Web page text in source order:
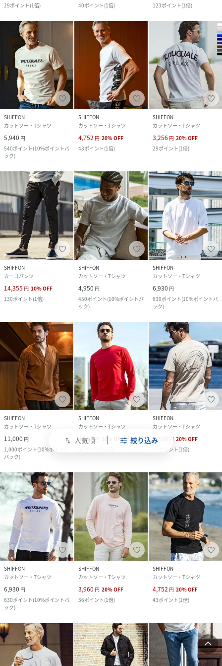
swap_vert 人気順 絞り込み
29ポイント(1倍)
40ポイント(1倍)
123ポイント(1倍)
SHIFFON
カットソー・Tシャツ
5,940 円
540ポイント(10%ポイントバ
ック)
SHIFFON
カットソー・Tシャツ
4,752 円 20%OFF
43ポイント(1倍)
SHIFFON
カットソー・Tシャツ
3,256 円 20%OFF
29ポイント(1倍)
SHIFFON
カーゴパンツ
14,355 円 10%OFF
130ポイント(1倍)
SHIFFON
カットソー・Tシャツ
4,950 円
450ポイント(10%ポイントバ
ック)
SHIFFON
カットソー・Tシャツ
6,930 円
630ポイント(10%ポイントバ
ック)
SHIFFON
カットソー・Tシャツ
11,000 円
1,000ポイント(10%ポイント
バック)
SHIFFON
カットソー・Tシャツ
4,158円 30 % OFF
SHIFFON
カットソー・Tシャツ
6,336 円 20%OFF
ポイント(1倍)
SHIFFON
カットソー・Tシャツ
6,930 円
630ポイント(10%ポイントバ
ック)
SHIFFON
カットソー・Tシャツ
3,960 円 20%OFF
36ポイント(1倍)
SHIFFON
カットソー・Tシャツ
4,752 円 20%OFF
43ポイント(1倍)